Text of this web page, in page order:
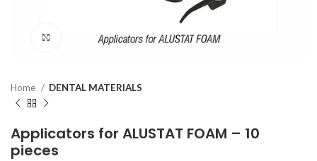
Click to enlarge
Home DENTAL MATERIALS
Applicators for ALUSTAT FOAM – 10
pieces